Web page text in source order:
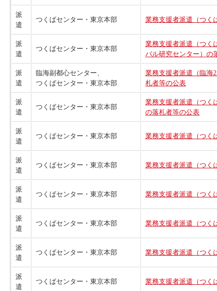
派
遣
つくばセンター・東京本部 業務支援者派遣（つく
派
遣
つくばセンター・東京本部
業務支援者派遣（つく
バル研究センター）の
派
遣
臨海副都心センター、
つくばセンター・東京本部
業務支援者派遣（臨海
札者等の公表
派
遣
つくばセンター・東京本部
業務支援者派遣（つく
の落札者等の公表
派
遣
つくばセンター・東京本部 業務支援者派遣（つく
派
遣
つくばセンター・東京本部 業務支援者派遣（つく
派
遣
つくばセンター・東京本部 業務支援者派遣（つく
派
遣
つくばセンター・東京本部 業務支援者派遣（つく
派
遣
つくばセンター・東京本部 業務支援者派遣（つく
派
遣
つくばセンター・東京本部 業務支援者派遣（つく